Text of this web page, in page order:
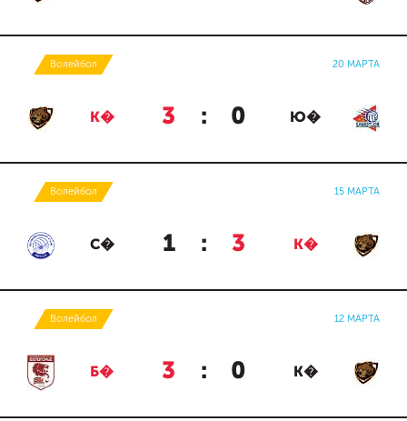
Волейбол 20 МАРТА
К� 3 : 0 Ю�
Волейбол 15 МАРТА
С� 1 : 3 К�
Волейбол 12 МАРТА
Б� 3 : 0 К�